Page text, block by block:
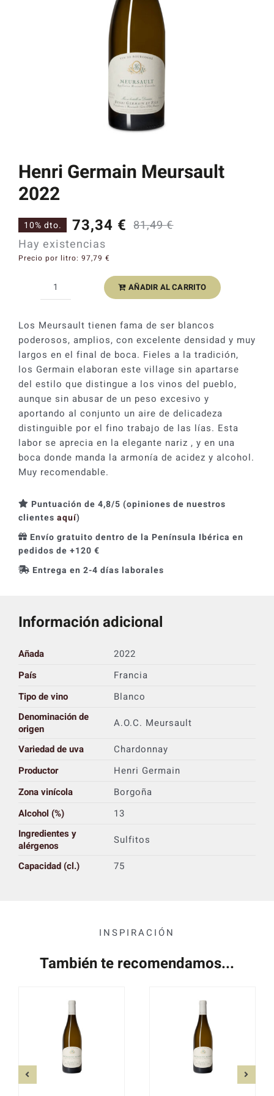
Catas y Actividades
Henri Germain Meursault
2022
81,49€
original
era:
81,49 €.
73,34 €
actual
es:
73,34 €.
10% dto.
Hay existencias
Precio por litro: 97,79 €
Henri
Meursault
2022
cantidad
AÑADIR AL CARRITO
Los Meursault tienen fama de ser blancos
poderosos, amplios, con excelente densidad y muy
largos en el final de boca. Fieles a la tradición,
los Germain elaboran este village sin apartarse
del estilo que distingue a los vinos del pueblo,
aunque sin abusar de un peso excesivo y
aportando al conjunto un aire de delicadeza
distinguible por el fino trabajo de las lías. Esta
labor se aprecia en la elegante nariz , y en una
boca donde manda la armonía de acidez y alcohol.
Muy recomendable.
Puntuación de 4,8/5 (opiniones de nuestros
clientes aquí)
Envío gratuito dentro de la Península Ibérica en
pedidos de +120 €
Entrega en 2-4 días laborales
Información adicional
Añada
2022
País
Francia
Tipo de vino
Blanco
Denominación de
origen
A.O.C. Meursault
Variedad de uva
Chardonnay
Productor
Henri Germain
Zona vinícola
Borgoña
Alcohol (%)
13
Ingredientes y
alérgenos
Sulfitos
Capacidad (cl.)
75
INSPIRACIÓN
También te recomendamos...